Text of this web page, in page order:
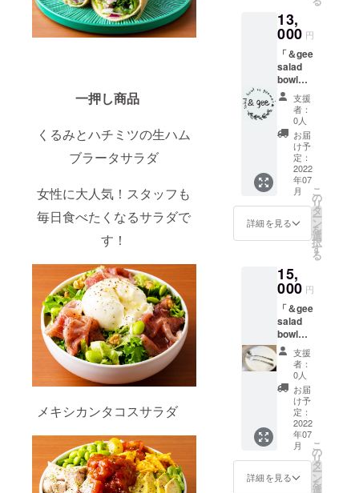
一押し商品
くるみとハチミツの生ハム
ブラータサラダ
女性に大人気！スタッフも
毎日食べたくなるサラダで
す！
メキシカンタコスサラダ
リエス
テル
100%
洗濯方
法：手
洗い 原
産国：
ベトナ
ム製
のラベ
ルに表
記され
ます」
別なス
プーン
と
フォー
クをお
届けさ
せて頂
きま
す。 商
品サイ
ズ：約
20cm
素材：
ステン
レス カ
ラー：
シル
ザイ
ン：石
目(画像
をご確
認くだ
さい)
13,
000 円
「＆gee
salad
bowl」
野菜満
足セッ
gee
salad
bowl」
からの
心を込
めたサ
ンクス
レター
をお届
けさせ
だきま
す。
「＆gee
salad
bowl」
で使用
する新
鮮野菜
をたっ
ぷり詰
め合わ
せでお
届けさ
せてい
ただき
ます。
「＆gee
支援
者：
0人
お届
け予
定：
2022
年07
月
詳細を見る
こ
の
リ
タ
ー
ン
を
選
択
す
る
15,
000 円
「＆gee
salad
bowl」
特別
セット
「＆gee
salad
bowl」
からの
心を込
めたサ
ンクス
レター
をお届
けさせ
支援
者：
0人
お届
け予
定：
2022
年07
月
詳細を見る
こ
の
リ
タ
ー
ン
を
選